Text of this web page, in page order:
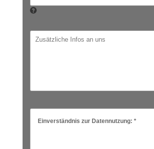
Einverständnis zur Datennutzung: *